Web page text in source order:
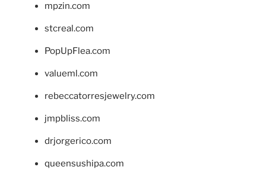
mpzin.com
stcreal.com
PopUpFlea.com
valueml.com
rebeccatorresjewelry.com
jmpbliss.com
drjorgerico.com
queensushipa.com